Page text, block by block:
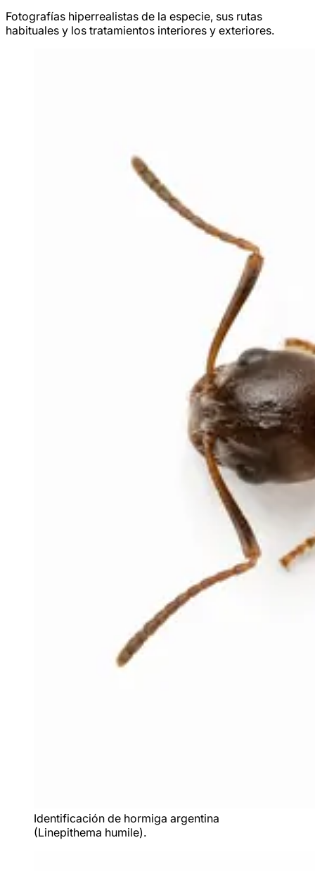
Fotografías hiperrealistas de la especie, sus rutas
habituales y los tratamientos interiores y exteriores.
Identificación de hormiga argentina
(Linepithema humile).